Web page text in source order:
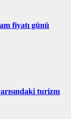
fiyatı günü
turizm